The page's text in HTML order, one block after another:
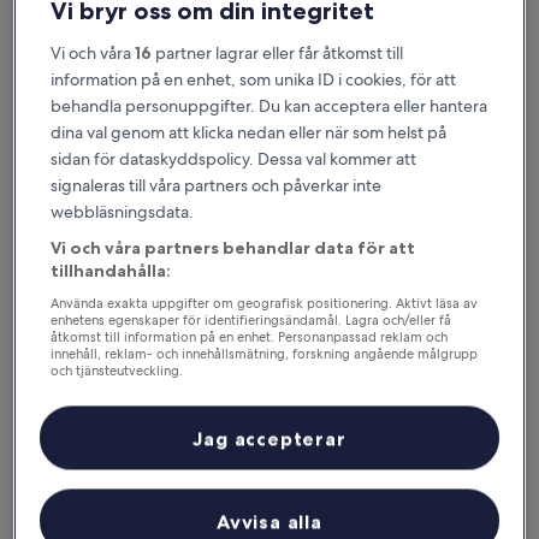
stjärnigt
boende
Väster, < 0,1 km från Hyllie station
9.0
av
10,
Underbart,
(1 735 recensioner)
9,0/10 Underbart (1 735 recensioner)
Priset
är
972 kr
972 kr
inklusive skatter och avgifter
6 sep. – 7 sep.
3. Clarion Hotel Malmö Live
Clarion Hotel Malmö Live
4.0-
Malmös gamla stad, 5,1 km från Hyllie station
Clarion Hotel Malmö Live
Vi bryr oss om din integritet
Vi och våra16 partner lagrar eller får åtkomst till
information på en enhet, som unika ID i cookies, för att
behandla personuppgifter. Du kan acceptera eller hantera
dina val genom att klicka nedan eller när som helst på
sidan för dataskyddspolicy. Dessa val kommer att
signaleras till våra partners och påverkar inte
webbläsningsdata.
Vi och våra partners behandlar data för att
tillhandahålla:
Använda exakta uppgifter om geografisk positionering. Aktivt läsa av
enhetens egenskaper för identifieringsändamål. Lagra och/eller få
åtkomst till information på en enhet. Personanpassad reklam och
innehåll, reklam- och innehållsmätning, forskning angående målgrupp
och tjänsteutveckling.
Avvisa alla
Jag accepterar